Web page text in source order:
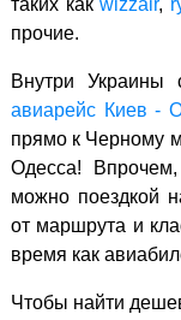
прочие.
Внутри Украины
авиарейс Киев -
прямо к Черному
Одесса!
можно поездкой
от маршрута и
время как
Чтобы найти